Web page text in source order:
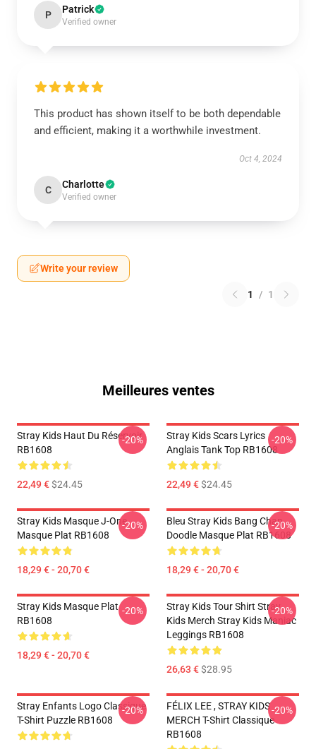
P Patrick
Verified owner
This product has shown itself to be both dependable
and efficient, making it a worthwhile investment.
Oct 4, 2024
C Charlotte
Verified owner
Write your review
1 / 1
Meilleures ventes
Stray Kids Haut Du Réservoir
RB1608
22,49 €$24.45
-20%
Stray Kids Scars Lyrics
Anglais Tank Top RB1608
22,49 €$24.45
-20%
Stray Kids Masque J-One
Masque Plat RB1608
18,29 € - 20,70 €
-20%
Bleu Stray Kids Bang Chan
Doodle Masque Plat RB1608
18,29 € - 20,70 €
-20%
Stray Kids Masque Plat
RB1608
18,29 € - 20,70 €
-20%
Stray Kids Tour Shirt Stray
Kids Merch Stray Kids Maniac
Leggings RB1608
26,63 €$28.95
-20%
Stray Enfants Logo Classique
T-Shirt Puzzle RB1608
-20%
FÉLIX LEE , STRAY KIDS
MERCH T-Shirt Classique
RB1608
-20%